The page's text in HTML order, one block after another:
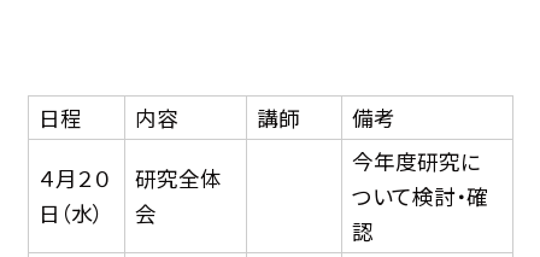
日程 内容 講師
備考
４月２０
日（水）
研究全体
会
今年度研究に
ついて検討・確
認